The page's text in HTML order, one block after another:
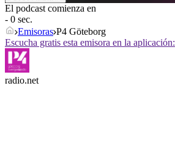
El podcast comienza en
- 0 sec.
Emisoras P4 Göteborg
Escucha gratis esta emisora en la aplicación:
radio.net